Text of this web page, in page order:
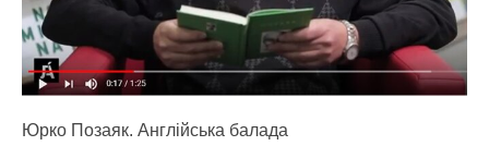
Юрко Позаяк. Англійська балада